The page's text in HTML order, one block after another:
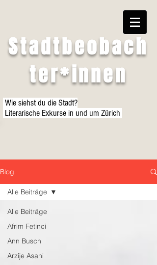
Stadtbeobach
ter*innen
Wie siehst du die Stadt?
Literarische Exkurse in und um Zürich
Blog
Alle Beiträge
Afrim Fetinci
Ann Busch
Arzije Asani
Alle Beiträge